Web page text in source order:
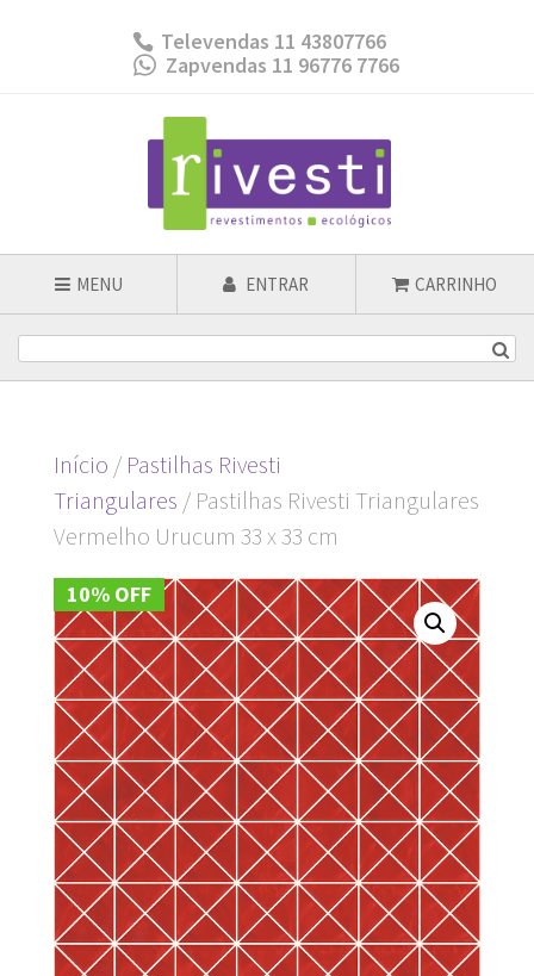
Televendas 11 43807766
Zapvendas 11 96776 7766
MENU ENTRAR CARRINHO
Início / Pastilhas Rivesti
Triangulares / Pastilhas Rivesti Triangulares
Vermelho Urucum 33 x 33 cm
10% OFF